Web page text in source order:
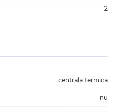
2
centrala termica
nu